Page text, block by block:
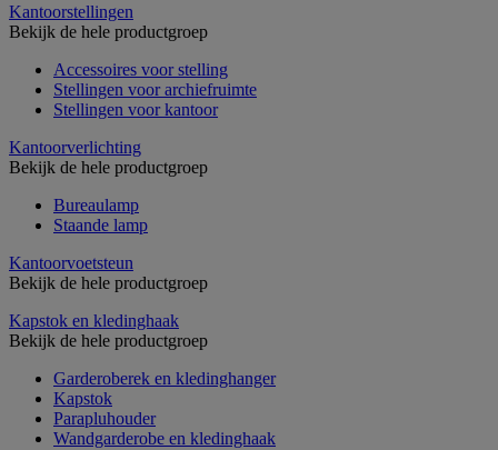
Kantoorstellingen
Bekijk de hele productgroep
Accessoires voor stelling
Stellingen voor archiefruimte
Stellingen voor kantoor
Kantoorverlichting
Bekijk de hele productgroep
Bureaulamp
Staande lamp
Kantoorvoetsteun
Bekijk de hele productgroep
Kapstok en kledinghaak
Bekijk de hele productgroep
Garderoberek en kledinghanger
Kapstok
Parapluhouder
Wandgarderobe en kledinghaak